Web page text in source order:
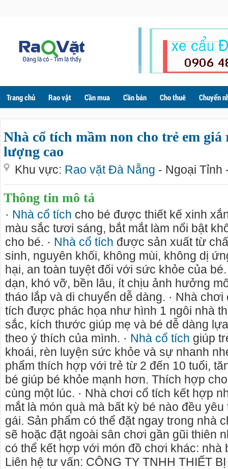
Trang chủ Rao vặt Cần mua Cần bán Cho thuê Chuyển
Nhà cổ tích mầm non cho trẻ em
lượng cao
Khu vực: Rao vặt Đà Nẵng - Ngoại Tỉnh
Thông tin mô tả
· Nhà cổ tích cho bé được thiết kế xinh
màu sắc tươi sáng, bắt mắt làm nổi bật
cho bé. · Nhà cổ tích được sản xuất từ
sinh, nguyên khối, không mùi, không dị
hại, an toàn tuyệt đối với sức khỏe của
dạn, khó vỡ, bền lâu, ít chịu ảnh hưởng
tháo lắp và di chuyển dễ dàng. · Nhà
tích được phác họa như hình 1 ngôi nhà
sắc, kích thước giúp mẹ và bé dễ dàng
theo ý thích của mình. · Nhà cổ tích giúp
khoái, rèn luyện sức khỏe và sự nhanh
phẩm thích hợp với trẻ từ 2 đến 10 tuổi,
bé giúp bé khỏe mạnh hơn. Thích hợp
cùng một lúc. · Nhà chơi cổ tích kết hợp
mắt là món quà mà bất kỳ bé nào đều
gái. Sản phẩm có thể đặt ngay trong nhà
sẽ hoặc đặt ngoài sân chơi gần gũi thiên
có thể kết hợp với món đồ chơi khác:
Liên hệ tư vấn: CÔNG TY TNHH THIẾT
cho thue xe may phu yen - cho
phú yên
0387560028 cho thuê xe máy
thuê xe máy ở tại Tuy Hòa Phú
nguyên căn Phú Yên, chuyên cho
căn tại Phú Yên
đang cho thuê nhà nguyên căn
Phú Yên.